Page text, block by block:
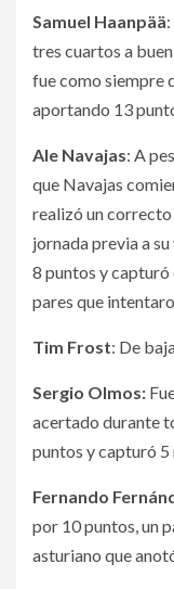
Samuel Haanpää
tres cuartos a
fue como siempre
aportando 13
Ale Navajas: A
que Navajas
realizó un correcto
jornada previa a
8 puntos y capturó
pares que
Tim Frost: De
Sergio Olmos:
acertado durante
puntos y capturó 5
Fernando
por 10 puntos, un
asturiano que